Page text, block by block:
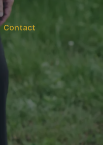
Contact